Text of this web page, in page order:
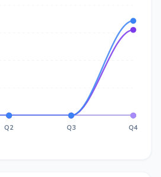
Q2 Q3 Q4